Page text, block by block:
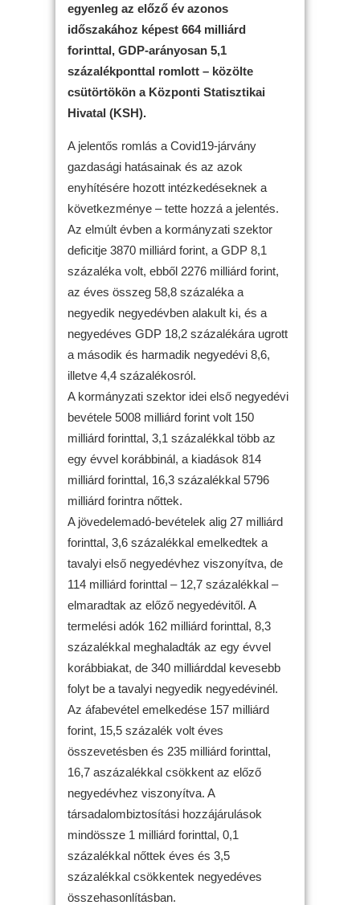
egyenleg az előző év azonos
időszakához képest 664 milliárd
forinttal, GDP-arányosan 5,1
százalékponttal romlott – közölte
csütörtökön a Központi Statisztikai
Hivatal (KSH).
A jelentős romlás a Covid19-járvány
gazdasági hatásainak és az azok
enyhítésére hozott intézkedéseknek a
következménye – tette hozzá a jelentés.
Az elmúlt évben a kormányzati szektor
deficitje 3870 milliárd forint, a GDP 8,1
százaléka volt, ebből 2276 milliárd forint,
az éves összeg 58,8 százaléka a
negyedik negyedévben alakult ki, és a
negyedéves GDP 18,2 százalékára ugrott
a második és harmadik negyedévi 8,6,
illetve 4,4 százalékosról.
A kormányzati szektor idei első negyedévi
bevétele 5008 milliárd forint volt 150
milliárd forinttal, 3,1 százalékkal több az
egy évvel korábbinál, a kiadások 814
milliárd forinttal, 16,3 százalékkal 5796
milliárd forintra nőttek.
A jövedelemadó-bevételek alig 27 milliárd
forinttal, 3,6 százalékkal emelkedtek a
tavalyi első negyedévhez viszonyítva, de
114 milliárd forinttal – 12,7 százalékkal –
elmaradtak az előző negyedévitől. A
termelési adók 162 milliárd forinttal, 8,3
százalékkal meghaladták az egy évvel
korábbiakat, de 340 milliárddal kevesebb
folyt be a tavalyi negyedik negyedévinél.
Az áfabevétel emelkedése 157 milliárd
forint, 15,5 százalék volt éves
összevetésben és 235 milliárd forinttal,
16,7 aszázalékkal csökkent az előző
negyedévhez viszonyítva. A
társadalombiztosítási hozzájárulások
mindössze 1 milliárd forinttal, 0,1
százalékkal nőttek éves és 3,5
százalékkal csökkentek negyedéves
összehasonlításban.